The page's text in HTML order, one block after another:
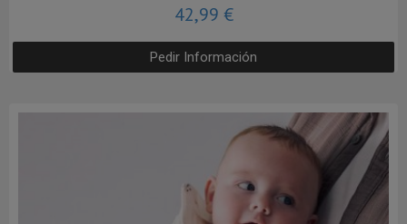
42,99 €
Pedir Información